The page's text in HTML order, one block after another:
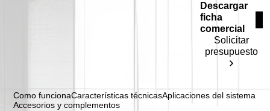
Solicitar
presupuesto
Descargar
ficha
comercial
Como funcionaCaracterísticas técnicasAplicaciones del sistema
Accesorios y complementos